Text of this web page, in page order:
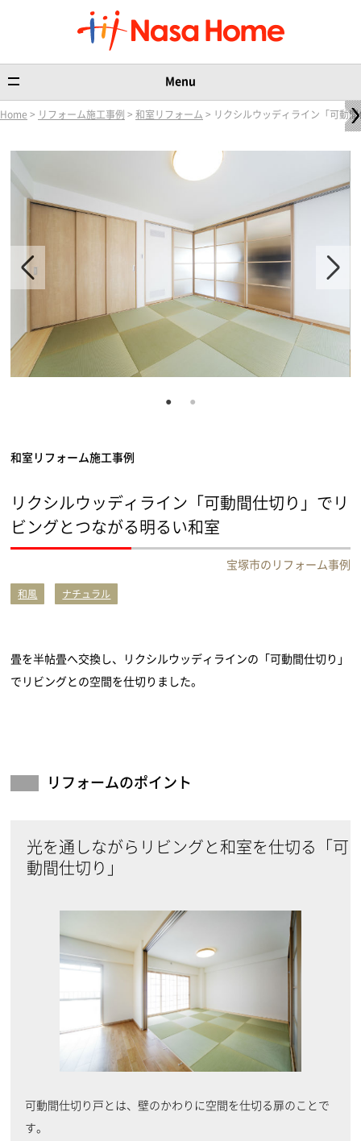
Menu
Home > リフォーム施工事例 > 和室リフォーム > リクシルウッディライン「可動
和室リフォーム施工事例
リクシルウッディライン「可動間仕切り」でリ
ビングとつながる明るい和室
宝塚市のリフォーム事例
和風 ナチュラル
畳を半帖畳へ交換し、リクシルウッディラインの「可動間仕切り」
でリビングとの空間を仕切りました。
リフォームのポイント
光を通しながらリビングと和室を仕切る「可
動間仕切り」
可動間仕切り戸とは、壁のかわりに空間を仕切る扉のことで
す。